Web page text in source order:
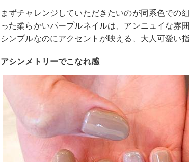
まずチャレンジしていただきたいのが同系色での
った柔らかいパープルネイルは、アンニュイな雰
シンプルなのにアクセントが映える、大人可愛い
アシンメトリーでこなれ感